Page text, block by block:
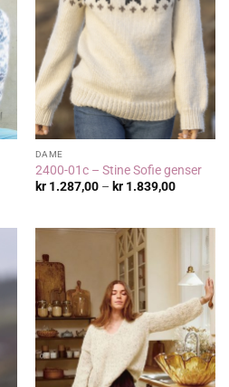
DAME
2400-01c – Stine Sofie genser
kr1.287,00 – kr1.839,00